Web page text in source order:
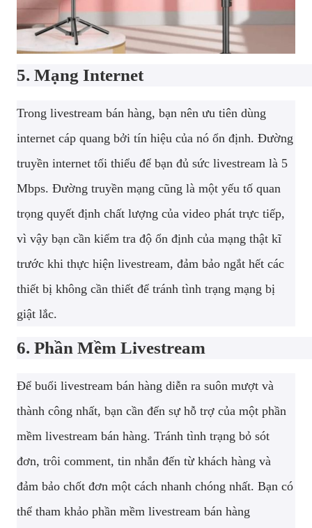
5. Mạng Internet
Trong livestream bán hàng, bạn nên ưu tiên dùng
internet cáp quang bởi tín hiệu của nó ổn định. Đường
truyền internet tối thiểu để bạn đủ sức livestream là 5
Mbps. Đường truyền mạng cũng là một yếu tố quan
trọng quyết định chất lượng của video phát trực tiếp,
vì vậy bạn cần kiểm tra độ ổn định của mạng thật kĩ
trước khi thực hiện livestream, đảm bảo ngắt hết các
thiết bị không cần thiết để tránh tình trạng mạng bị
giật lắc.
6. Phần Mềm Livestream
Để buổi livestream bán hàng diễn ra suôn mượt và
thành công nhất, bạn cần đến sự hỗ trợ của một phần
mềm livestream bán hàng. Tránh tình trạng bỏ sót
đơn, trôi comment, tin nhắn đến từ khách hàng và
đảm bảo chốt đơn một cách nhanh chóng nhất. Bạn có
thể tham khảo phần mềm livestream bán hàng